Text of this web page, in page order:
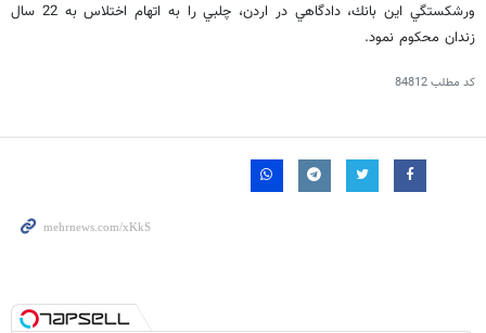
ورشكستگي اين بانك، دادگاهي در اردن، چلبي را به اتهام اختلاس به 22 سال
زندان محكوم نمود.
کد مطلب84812